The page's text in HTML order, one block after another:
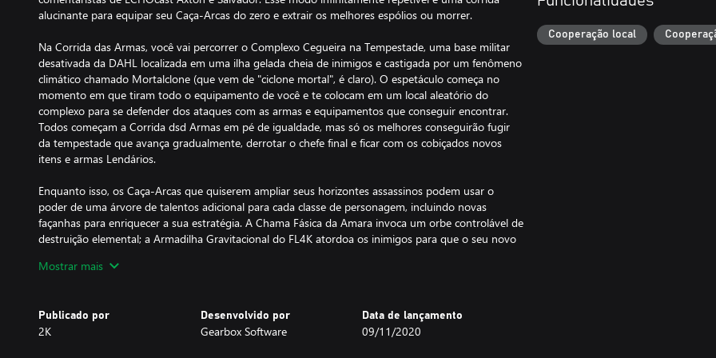
alucinante para equipar seu Caça-Arcas do zero e extrair os melhores espólios ou morrer.
Na Corrida das Armas, você vai percorrer o Complexo Cegueira na Tempestade, uma base militar
desativada da DAHL localizada em uma ilha gelada cheia de inimigos e castigada por um fenômeno
climático chamado Mortalclone (que vem de "ciclone mortal", é claro). O espetáculo começa no
momento em que tiram todo o equipamento de você e te colocam em um local aleatório do
complexo para se defender dos ataques com as armas e equipamentos que conseguir encontrar.
Todos começam a Corrida dsd Armas em pé de igualdade, mas só os melhores conseguirão fugir
da tempestade que avança gradualmente, derrotar o chefe final e ficar com os cobiçados novos
itens e armas Lendários.
Enquanto isso, os Caça-Arcas que quiserem ampliar seus horizontes assassinos podem usar o
poder de uma árvore de talentos adicional para cada classe de personagem, incluindo novas
façanhas para enriquecer a sua estratégia. A Chama Fásica da Amara invoca um orbe controlável de
destruição elemental; a Armadilha Gravitacional do FL4K atordoa os inimigos para que o seu novo
autônomo Ursinho de Ferro; e o Zane aniquila os adversários com os disparos potentes do seu
O novo conteúdo requer Borderlands 3 e está incluso no Passe de Temporada 2.
Mostrar mais
Publicado por
2K
Desenvolvido por
Gearbox Software
Data de lançamento
09/11/2020
Cooperação local